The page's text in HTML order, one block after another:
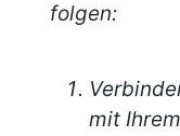
folgen:
mit